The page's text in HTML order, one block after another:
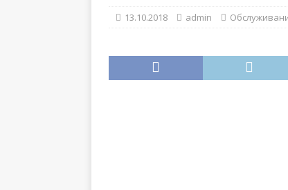
13.10.2018 admin